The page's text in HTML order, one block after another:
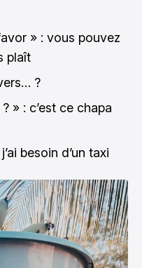
» : vous pouvez
plaît
?
» : c’est ce chapa
besoin d’un taxi